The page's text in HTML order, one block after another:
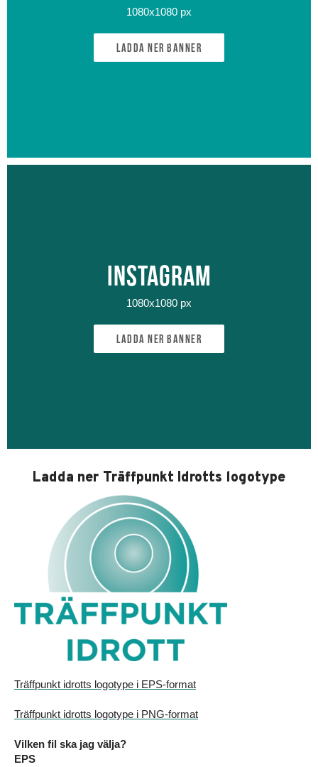
1080x1080 px
Ladda ner banner
Instagram
1080x1080 px
Ladda ner banner
Ladda ner Träffpunkt Idrotts logotype
Träffpunkt idrotts logotype i EPS-format
Träffpunkt idrotts logotype i PNG-format
Vilken fil ska jag välja?
EPS